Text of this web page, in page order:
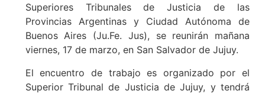
Superiores Tribunales de Justicia de las
Provincias Argentinas y Ciudad Autónoma de
Buenos Aires (Ju.Fe. Jus), se reunirán mañana
viernes, 17 de marzo, en San Salvador de Jujuy.
El encuentro de trabajo es organizado por el
Superior Tribunal de Justicia de Jujuy, y tendrá